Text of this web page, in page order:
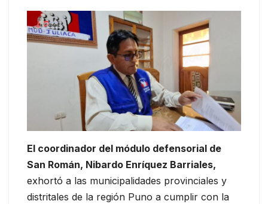
El coordinador del módulo defensorial de
San Román, Nibardo Enríquez Barriales,
exhortó a las municipalidades provinciales y
distritales de la región Puno a cumplir con la